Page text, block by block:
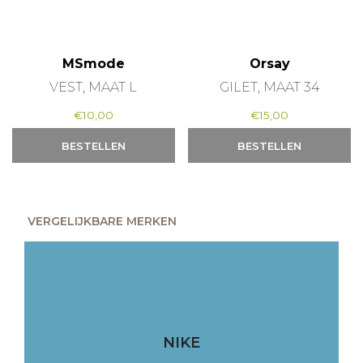
MSmode
VEST, MAAT L
€10,00
BESTELLEN
Orsay
GILET, MAAT 34
€15,00
BESTELLEN
VERGELIJKBARE MERKEN
NIKE